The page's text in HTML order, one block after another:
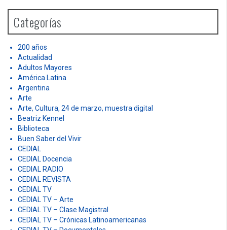
h
o
Categorías
200 años
Actualidad
Adultos Mayores
América Latina
Argentina
Arte
Arte, Cultura, 24 de marzo, muestra digital
Beatriz Kennel
Biblioteca
Buen Saber del Vivir
CEDIAL
CEDIAL Docencia
CEDIAL RADIO
CEDIAL REVISTA
CEDIAL TV
CEDIAL TV – Arte
CEDIAL TV – Clase Magistral
CEDIAL TV – Crónicas Latinoamericanas